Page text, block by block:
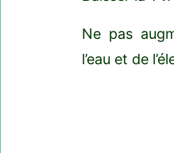
Ne pas
l’eau et de